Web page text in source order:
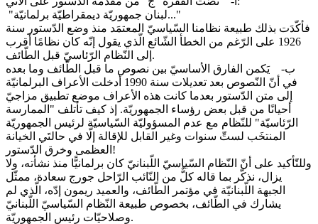
"لبنان جمهوريّة ديمقراطيّة برلمانيّة..."
فأكّدَت بذلك طبيعة نظامنا السّياسيّ المعتمَد منذ وضع الدّستور سنة
1926 على الرّغم من الخطأ الشّائع الّذي يقول إنّه كان نظامًا أقرب
إلى النّظام الرّئاسيّ قبل الطّائف.
ب‌- يَكمن الفارق الأساسيّ بين نصوص ما قبل الطّائف وما بعده
في أنّ النّصوص بعد تعديلات سنة 1990 أدخلت الأعراف البرلمانيّة
إلى متن الدّستور بعدما كانت هذه الأعراف موضع تطبيق مزاجيّ
أحيانًا من قبل بعض رؤساء الجمهوريّة. إذ كيف تأتلف "الممارسة
الرّئاسيّة" للنّظام مع عدم المسؤوليّة السّياسيّة لرئيس الجمهوريّة
المنتخَب لستِّ سنوات وغير القابل للإقالة إلّا في حالتَي الخيانة
العظمى وخرق الدّستور!
وللتّأكيد على أنّ النّظام السّياسيّ اللّبنانيّ كان برلمانيًّا منذ نشأته، ولا
يزال، نذكّر بما قاله كلٌّ من النّائب الرّاحل جورج سعادة، ممثّل
الجبهة اللّبنانيّة في مؤتمر الطّائف، والعميد ريمون إدّه، الّذي لم
يشارك في الطّائف، بخصوص طبيعة النّظام السّياسيّ اللّبنانيّ
وصلاحيّات رئيس الجمهوريّة.